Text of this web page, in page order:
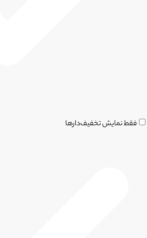
فقط نمایش تخفیف‌دارها